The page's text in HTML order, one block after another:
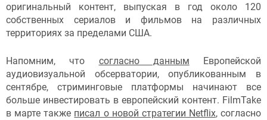
оригинальный контент, выпуская в год около 120
собственных сериалов и фильмов на различных
территориях за пределами США.
Напомним, что согласно данным Европейской
аудиовизуальной обсерватории, опубликованным в
сентябре, стриминговые платформы начинают все
больше инвестировать в европейский контент. FilmTake
в марте также писал о новой стратегии Netflix, согласно